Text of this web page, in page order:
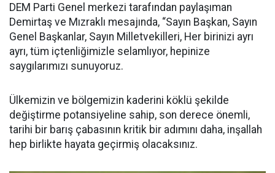
DEM Parti Genel merkezi tarafından paylaşıman
Demirtaş ve Mızraklı mesajında, “Sayın Başkan, Sayın
Genel Başkanlar, Sayın Milletvekilleri, Her birinizi ayrı
ayrı, tüm içtenliğimizle selamlıyor, hepinize
saygılarımızı sunuyoruz.
Ülkemizin ve bölgemizin kaderini köklü şekilde
değiştirme potansiyeline sahip, son derece önemli,
tarihi bir barış çabasının kritik bir adımını daha, inşallah
hep birlikte hayata geçirmiş olacaksınız.